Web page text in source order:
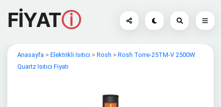
FİYATⓘ
Anasayfa > Elektrikli Isıtıcı > Rosh > Rosh Torre-25TM-V 2500W
Quartz Isıtıcı Fiyatı